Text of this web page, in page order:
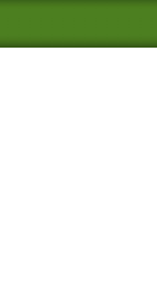
信を登録す